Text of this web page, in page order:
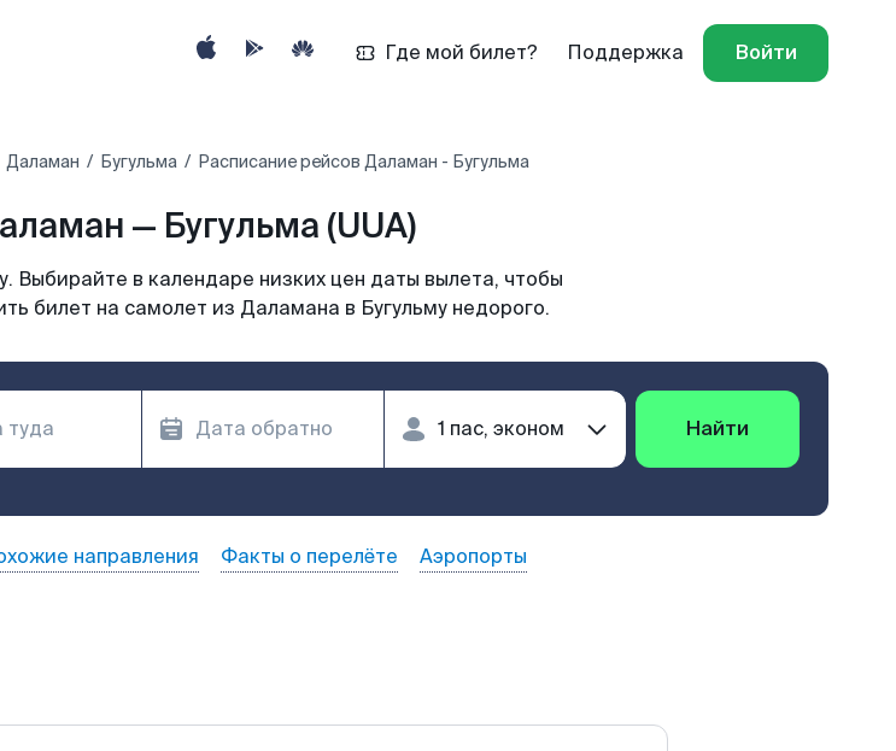
Где мой билет? Поддержка Войти
Даламан Бугульма Расписание рейсов Даламан - Бугульма
— Бугульма (UUA)
Выбирайте в календаре низких цен даты вылета, чтобы
билет на самолет из Даламана в Бугульму недорого.
Найти
направления Факты о перелёте Аэропорты